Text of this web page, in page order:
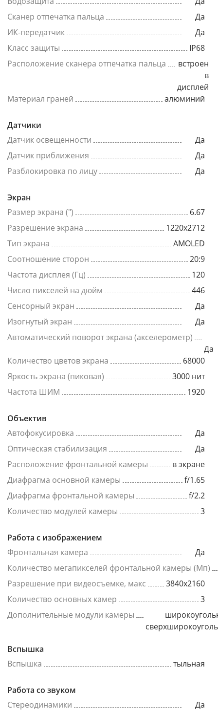
Сканер отпечатка пальца
Да
ИК-передатчик
Да
Класс защиты
IP68
Расположение сканера отпечатка пальца
встроен
в
дисплей
Материал граней
алюминий
Датчики
Датчик освещенности
Да
Датчик приближения
Да
Разблокировка по лицу
Да
Экран
Размер экрана (")
6.67
Разрешение экрана
1220x2712
Тип экрана
AMOLED
Соотношение сторон
20:9
Частота дисплея (Гц)
120
Число пикселей на дюйм
446
Сенсорный экран
Да
Изогнутый экран
Да
Автоматический поворот экрана (акселерометр)
Да
Количество цветов экрана
68000
Яркость экрана (пиковая)
3000 нит
Частота ШИМ
1920
Объектив
Автофокусировка
Да
Оптическая стабилизация
Да
Расположение фронтальной камеры
в экране
Диафрагма основной камеры
f/1.65
Диафрагма фронтальной камеры
f/2.2
Количество модулей камеры
3
Работа с изображением
Фронтальная камера
Да
Количество мегапикселей фронтальной камеры (Мп)
Разрешение при видеосъемке, макс
3840x2160
Количество основных камер
3
Дополнительные модули камеры
Вспышка
Вспышка
тыльная
Работа со звуком
Стереодинамики
Да